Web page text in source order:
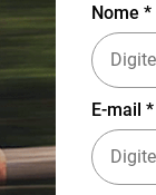
Nome *
E-mail *